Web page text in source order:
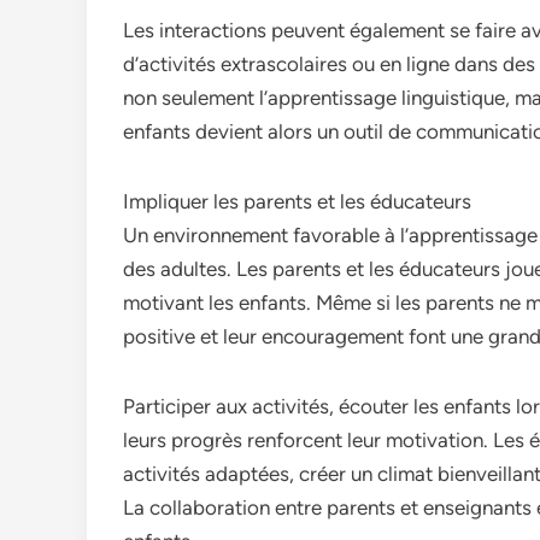
Les interactions peuvent également se faire
d’activités extrascolaires ou en ligne dans
non seulement l’apprentissage linguistique,
enfants devient alors un outil de
Impliquer les parents et les éducateurs
Un environnement favorable à
des adultes. Les parents et les éducateurs
motivant les enfants. Même si les parents ne
positive et leur encouragement font une
Participer aux activités, écouter les enfants
leurs progrès renforcent leur motivation. Les
activités adaptées, créer un climat
La collaboration entre parents et enseignants